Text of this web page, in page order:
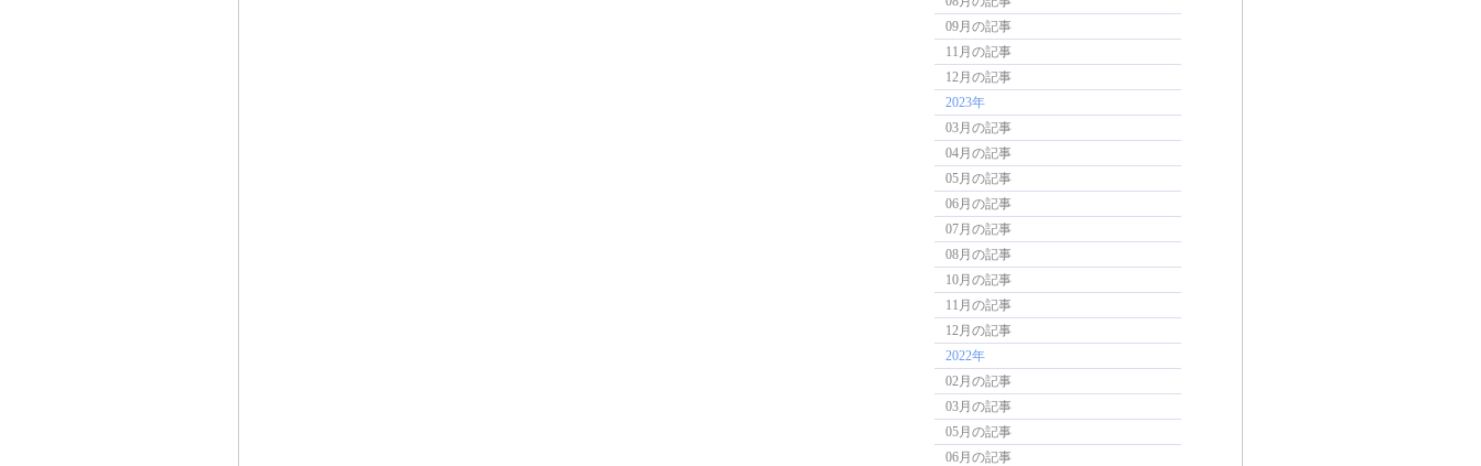
09月の記事
11月の記事
12月の記事
2023年
03月の記事
04月の記事
05月の記事
06月の記事
07月の記事
08月の記事
10月の記事
11月の記事
12月の記事
2022年
02月の記事
03月の記事
05月の記事
06月の記事